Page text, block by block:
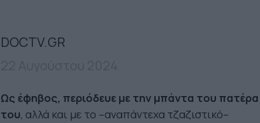
DOCTV.GR
Ως έφηβος, περιόδευε με την μπάντα του πατέρα
του, αλλά και με το –αναπάντεχα τζαζιστικό–